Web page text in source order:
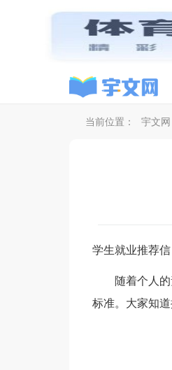
当前位置： 宇文网
学生就业推荐信
随着个人的素
标准。大家知